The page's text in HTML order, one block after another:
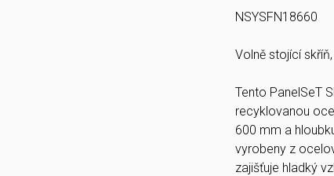
NSYSFN18660
Volně stojící
Tento PanelSeT
recyklovanou
600 mm a
vyrobeny z
zajišťuje hladký